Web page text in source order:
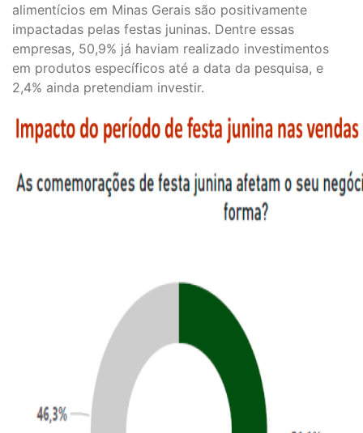
alimentícios em Minas Gerais são positivamente
impactadas pelas festas juninas. Dentre essas
empresas, 50,9% já haviam realizado investimentos
em produtos específicos até a data da pesquisa, e
2,4% ainda pretendiam investir.